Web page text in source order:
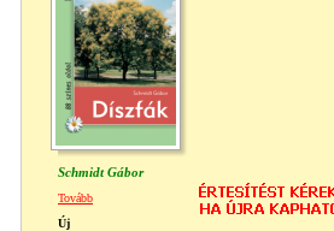
Schmidt Gábor
Tovább
Új